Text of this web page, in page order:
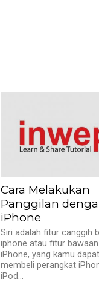
Cara Melakukan
Panggilan
iPhone
Siri adalah fitur canggih
iphone atau fitur
iPhone, yang kamu
membeli perangkat
iPod...